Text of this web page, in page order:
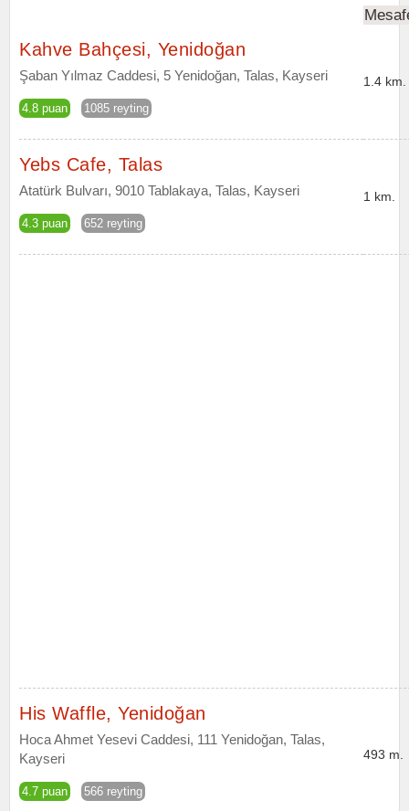
Kahve Bahçesi, Yenidoğan
Şaban Yılmaz Caddesi, 5 Yenidoğan, Talas, Kayseri
4.8 puan 1085 reyting
1.4 km.
Yebs Cafe, Talas
Atatürk Bulvarı, 9010 Tablakaya, Talas, Kayseri
4.3 puan 652 reyting
1 km.
His Waffle, Yenidoğan
Hoca Ahmet Yesevi Caddesi, 111 Yenidoğan, Talas,
Kayseri
4.7 puan 566 reyting
493 m.